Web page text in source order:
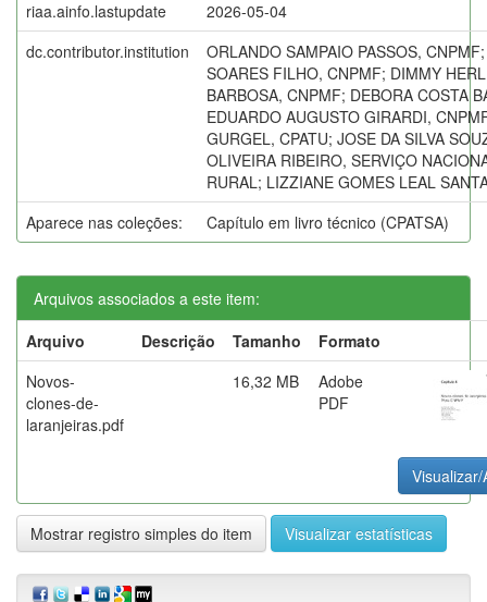
riaa.ainfo.lastupdate
2026-05-04
dc.contributor.institution
ORLANDO SAMPAIO PASSOS,
SOARES FILHO, CNPMF; DIMMY
BARBOSA, CNPMF; DEBORA COSTA
EDUARDO AUGUSTO GIRARDI,
GURGEL, CPATU; JOSE DA SILVA
OLIVEIRA RIBEIRO, SERVIÇO
RURAL; LIZZIANE GOMES LEAL
Aparece nas coleções:
Capítulo em livro técnico (CPATSA)
Arquivos associados a este item:
Arquivo
Descrição Tamanho
Formato
Novos-
clones-de-
laranjeiras.pdf
16,32 MB
Adobe
PDF
Visualizar/
Mostrar registro simples do item Visualizar estatísticas